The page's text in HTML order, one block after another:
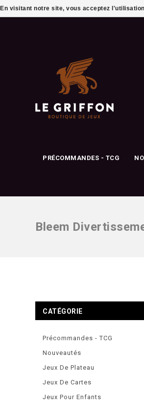
PRÉCOMMANDES - TCG
Bleem
CATÉGORIE
Précommandes - TCG
Nouveautés
Jeux De Plateau
Jeux De Cartes
Jeux Pour Enfants
En visitant notre site, vous acceptez